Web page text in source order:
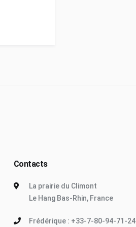
Contacts
La prairie du Climont
Le Hang Bas-Rhin, France
Frédérique : +33-7-80-94-71-24